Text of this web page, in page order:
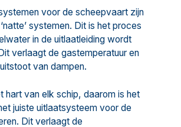
voor de scheepvaart zijn
systemen. Dit is het proces
in de uitlaatleiding wordt
verlaagt de gastemperatuur en
van dampen.
hart van elk schip, daarom is het
juiste uitlaatsysteem voor de
Dit verlaagt de